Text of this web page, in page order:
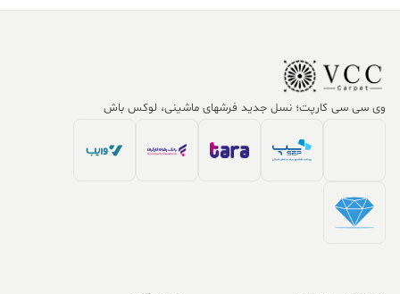
وی سی سی کارپت؛ نسل جدید فرشهای ماشینی، لوکس باش